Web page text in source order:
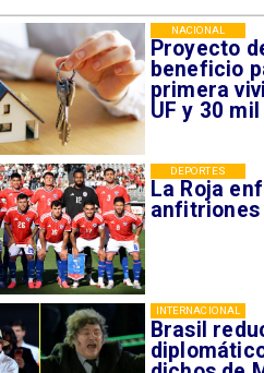
Proyecto
beneficio
primera
UF y 30
NACIONAL
La Roja
anfitriones
DEPORTES
Brasil
INTERNACIONAL